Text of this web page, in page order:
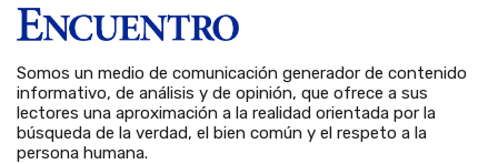
Somos un medio de comunicación generador de contenido
informativo, de análisis y de opinión, que ofrece a sus
lectores una aproximación a la realidad orientada por la
búsqueda de la verdad, el bien común y el respeto a la
persona humana.